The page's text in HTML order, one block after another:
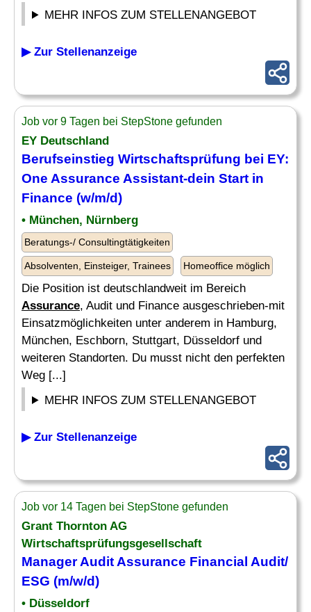
MEHR INFOS ZUM STELLENANGEBOT
▶ Zur Stellenanzeige
Job vor 9 Tagen bei StepStone gefunden
EY Deutschland
Berufseinstieg Wirtschaftsprüfung bei EY:
One Assurance Assistant-dein Start in
Finance (w/m/d)
• München, Nürnberg
Beratungs-/ Consultingtätigkeiten
Absolventen, Einsteiger, Trainees Homeoffice möglich
Die Position ist deutschlandweit im Bereich
Assurance, Audit und Finance ausgeschrieben-mit
Einsatzmöglichkeiten unter anderem in Hamburg,
München, Eschborn, Stuttgart, Düsseldorf und
weiteren Standorten. Du musst nicht den perfekten
Weg [...]
MEHR INFOS ZUM STELLENANGEBOT
▶ Zur Stellenanzeige
Job vor 14 Tagen bei StepStone gefunden
Grant Thornton AG
Wirtschaftsprüfungsgesellschaft
Manager Audit Assurance Financial Audit/
ESG (m/w/d)
• Düsseldorf